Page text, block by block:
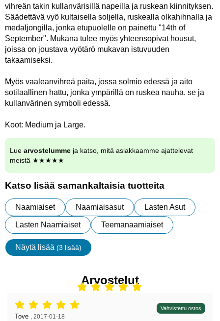
vihreän takin kullanvärisillä napeilla ja ruskean kiinnityksen.
Säädettävä vyö kultaisella soljella, ruskealla olkahihnalla ja
medaljongilla, jonka etupuolelle on painettu "14th of
September". Mukana tulee myös yhteensopivat housut,
joissa on joustava vyötärö mukavan istuvuuden
takaamiseksi.
Myös vaaleanvihreä paita, jossa solmio edessä ja aito
sotilaallinen hattu, jonka ympärillä on ruskea nauha. se ja
kullanvärinen symboli edessä.
Koot: Medium ja Large.
Lue arvostelumme ja katso, mitä asiakkaamme ajattelevat
meistä ★★★★★
Katso lisää samankaltaisia tuotteita
Naamiaiset Naamiaisasut Lasten Asut
Lasten Naamiaiset Teemanaamiaiset
Näytä lisää (3 lisää)
ominaisuudet
Arvostelut
Arvostelu: 5 tähdet / 5, Vahvistettu ostos
Arvostelun kirjoittaja:
Tove 2017-01-18